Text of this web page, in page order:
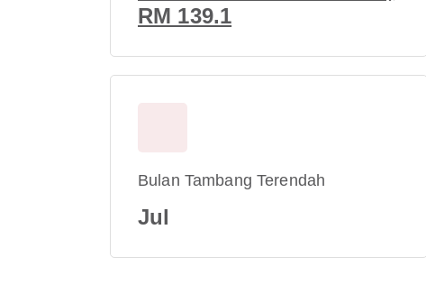
RM 139.1
Bulan Tambang Terendah
Jul